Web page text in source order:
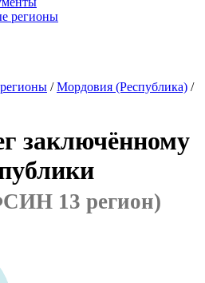
регионы
/Мордовия (Республика) /
заключённому
13 регион)